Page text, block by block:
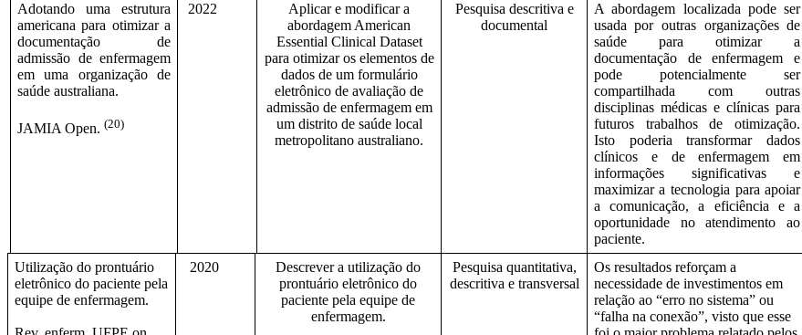
Adotando uma estrutura
americana para otimizar a
documentação de
admissão de enfermagem
em uma organização de
saúde australiana.
JAMIA Open. (20)
2022
Aplicar e modificar a
abordagem American
Essential Clinical Dataset
para otimizar os elementos de
dados de um formulário
eletrônico de avaliação de
admissão de enfermagem em
um distrito de saúde local
metropolitano australiano.
Pesquisa descritiva e
documental
A abordagem localizada pode ser
usada por outras organizações de
saúde para otimizar a
documentação de enfermagem e
pode potencialmente ser
compartilhada com outras
disciplinas médicas e clínicas para
futuros trabalhos de otimização.
Isto poderia transformar dados
clínicos e de enfermagem em
informações significativas e
maximizar a tecnologia para apoiar
a comunicação, a eficiência e a
oportunidade no atendimento ao
paciente.
Utilização do prontuário
eletrônico do paciente pela
equipe de enfermagem.
2020
Descrever a utilização do
prontuário eletrônico do
paciente pela equipe de
enfermagem.
Pesquisa quantitativa,
descritiva e transversal
Os resultados reforçam a
necessidade de investimentos em
relação ao “erro no sistema” ou
“falha na conexão”, visto que esse